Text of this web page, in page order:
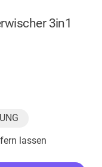
3in1
lassen